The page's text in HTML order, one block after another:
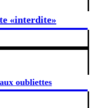
«interdite»
oubliettes